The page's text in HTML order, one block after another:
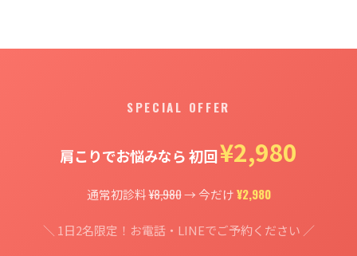
SPECIAL OFFER
肩こりでお悩みなら 初回¥2,980
通常初診料¥8,980→ 今だけ¥2,980
＼ 1日2名限定！お電話・LINEでご予約ください ／